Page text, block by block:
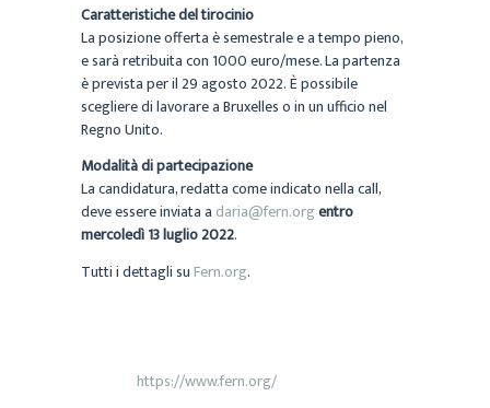
Caratteristiche del tirocinio
La posizione offerta è semestrale e a tempo pieno,
e sarà retribuita con 1000 euro/mese. La partenza
è prevista per il 29 agosto 2022. È possibile
scegliere di lavorare a Bruxelles o in un ufficio nel
Regno Unito.
Modalità di partecipazione
La candidatura, redatta come indicato nella call,
deve essere inviata a daria@fern.orgentro
mercoledì 13 luglio 2022.
Tutti i dettagli suFern.org.
https://www.fern.org/